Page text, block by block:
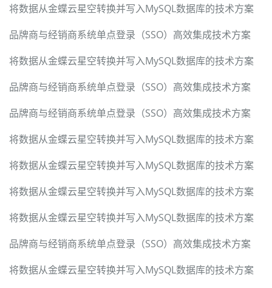
将数据从金蝶云星空转换并写入MySQL数据库的技术方案
品牌商与经销商系统单点登录（SSO）高效集成技术方案
将数据从金蝶云星空转换并写入MySQL数据库的技术方案
品牌商与经销商系统单点登录（SSO）高效集成技术方案
品牌商与经销商系统单点登录（SSO）高效集成技术方案
将数据从金蝶云星空转换并写入MySQL数据库的技术方案
将数据从金蝶云星空转换并写入MySQL数据库的技术方案
将数据从金蝶云星空转换并写入MySQL数据库的技术方案
将数据从金蝶云星空转换并写入MySQL数据库的技术方案
品牌商与经销商系统单点登录（SSO）高效集成技术方案
将数据从金蝶云星空转换并写入MySQL数据库的技术方案